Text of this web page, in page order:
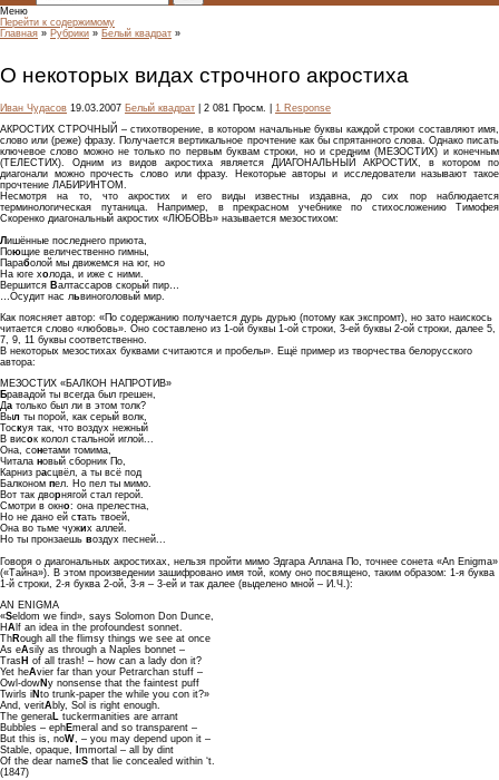
Меню
Перейти к содержимому
Главная » Рубрики » Белый квадрат »
О некоторых видах строчного акростиха
Иван Чудасов 19.03.2007 Белый квадрат | 2 081 Просм. | 1 Response
АКРОСТИХ СТРОЧНЫЙ – стихотворение, в котором начальные буквы каждой строки составляют имя,
слово или (реже) фразу. Получается вертикальное прочтение как бы спрятанного слова. Однако писать
ключевое слово можно не только по первым буквам строки, но и средним (МЕЗОСТИХ) и конечным
(ТЕЛЕСТИХ). Одним из видов акростиха является ДИАГОНАЛЬНЫЙ АКРОСТИХ, в котором по
диагонали можно прочесть слово или фразу. Некоторые авторы и исследователи называют такое
прочтение ЛАБИРИНТОМ.
Несмотря на то, что акростих и его виды известны издавна, до сих пор наблюдается
терминологическая путаница. Например, в прекрасном учебнике по стихосложению Тимофея
Скоренко диагональный акростих «ЛЮБОВЬ» называется мезостихом:
Лишённые последнего приюта,
Поющие величественно гимны,
Параболой мы движемся на юг, но
На юге холода, и иже с ними.
Вершится Валтассаров скорый пир…
…Осудит нас львиноголовый мир.
Как поясняет автор: «По содержанию получается дурь дурью (потому как экспромт), но зато наискось
читается слово «любовь». Оно составлено из 1-ой буквы 1-ой строки, 3-ей буквы 2-ой строки, далее 5,
7, 9, 11 буквы соответственно.
В некоторых мезостихах буквами считаются и пробелы». Ещё пример из творчества белорусского
автора:
МЕЗОСТИХ «БАЛКОН НАПРОТИВ»
Бравадой ты всегда был грешен,
Да только был ли в этом толк?
Выл ты порой, как серый волк,
Тоскуя так, что воздух нежный
В висок колол стальной иглой...
Она, сонетами томима,
Читала новый сборник По,
Карниз расцвёл, а ты всё под
Балконом пел. Но пел ты мимо.
Вот так дворнягой стал герой.
Смотри в окно: она прелестна,
Но не дано ей стать твоей,
Она во тьме чужих аллей.
Но ты пронзаешь воздух песней...
Говоря о диагональных акростихах, нельзя пройти мимо Эдгара Аллана По, точнее сонета «An Enigma»
(«Тайна»). В этом произведении зашифровано имя той, кому оно посвящено, таким образом: 1-я буква
1-й строки, 2-я буква 2-ой, 3-я – 3-ей и так далее (выделено мной – И.Ч.):
AN ENIGMA
«Seldom we find», says Solomon Don Dunce,
H A lf an idea in the profoundest sonnet.
Th Rough all the flimsy things we see at once
As eAsily as through a Naples bonnet –
Tras H of all trash! – how can a lady don it?
Yet heAvier far than your Petrarchan stuff –
Owl-dowN y nonsense that the faintest puff
Twirls iN to trunk-paper the while you con it?»
And, veritAbly, Sol is right enough.
The genera L tuckermanities are arrant
Bubbles – eph Emeral and so transparent –
But this is, noW, – you may depend upon it –
Stable, opaque,
mmortal – all by dint
Of the dear nameS that lie concealed within ‘t.
(1847)